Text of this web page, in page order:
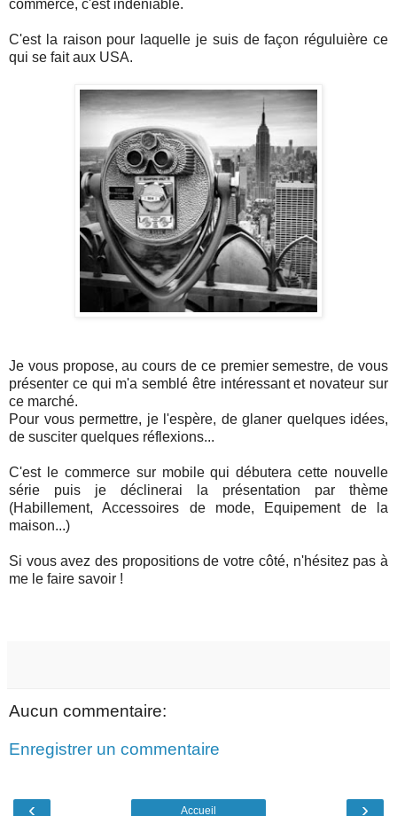
commerce, c'est indéniable.
C'est la raison pour laquelle je suis de façon réguluière ce
qui se fait aux USA.
Je vous propose, au cours de ce premier semestre, de vous
présenter ce qui m'a semblé être intéressant et novateur sur
ce marché.
Pour vous permettre, je l'espère, de glaner quelques idées,
de susciter quelques réflexions...
C'est le commerce sur mobile qui débutera cette nouvelle
série puis je déclinerai la présentation par thème
(Habillement, Accessoires de mode, Equipement de la
maison...)
Si vous avez des propositions de votre côté, n'hésitez pas à
me le faire savoir !
Aucun commentaire:
Enregistrer un commentaire
‹ ›
Accueil